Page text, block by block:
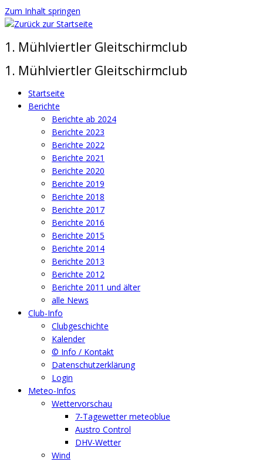
Zum Inhalt springen
1. Mühlviertler Gleitschirmclub
1. Mühlviertler Gleitschirmclub
Startseite
Berichte
Berichte ab 2024
Berichte 2023
Berichte 2022
Berichte 2021
Berichte 2020
Berichte 2019
Berichte 2018
Berichte 2017
Berichte 2016
Berichte 2015
Berichte 2014
Berichte 2013
Berichte 2012
Berichte 2011 und älter
alle News
Club-Info
Clubgeschichte
Kalender
© Info / Kontakt
Datenschutzerklärung
Login
Meteo-Infos
Wettervorschau
7-Tagewetter meteoblue
Austro Control
DHV-Wetter
Wind